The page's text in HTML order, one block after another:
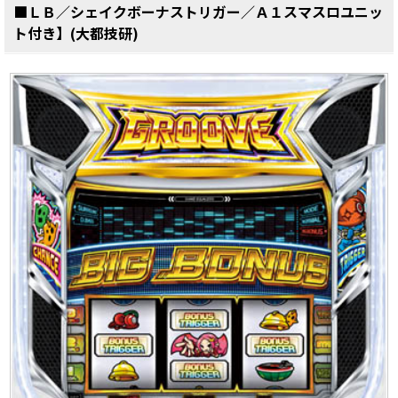
■ＬＢ／シェイクボーナストリガー／Ａ１スマスロユニッ
ト付き】(大都技研)